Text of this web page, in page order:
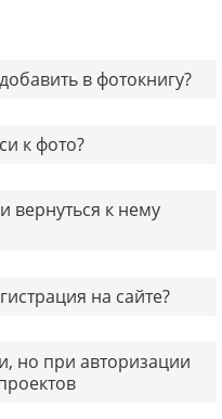
в фотокнигу?
к фото?
вернуться к нему
на сайте?
но при авторизации